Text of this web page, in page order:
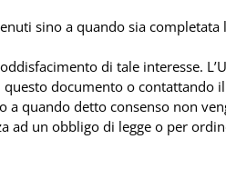
sino a quando sia completata
di tale interesse.
documento o contattando
a quando detto consenso non
ad un obbligo di legge o per